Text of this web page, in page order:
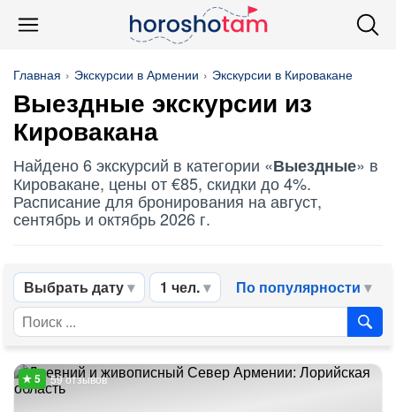
Главная Экскурсии в Армении Экскурсии в Кировакане
Выездные экскурсии из
Кировакана
Найдено 6 экскурсий в категории «Выездные» в
Кировакане, цены от €85, скидки до 4%.
Расписание для бронирования на август,
сентябрь и октябрь 2026 г.
Выбрать дату 1 чел. По популярности
59 отзывов